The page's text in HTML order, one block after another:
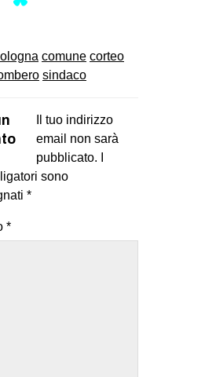
comune corteo
sindaco
Il tuo indirizzo
email non sarà
pubblicato.
sono
*
*